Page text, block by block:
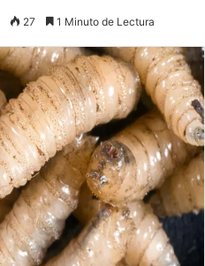
27 1 Minuto de Lectura